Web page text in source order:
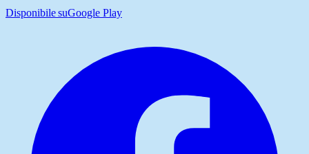
Disponibile suGoogle Play